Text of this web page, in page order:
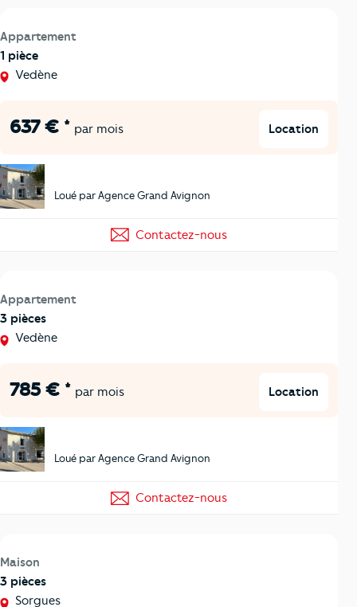
Appartement
1 pièce
Vedène
637 € * par mois Location
Loué par Agence Grand Avignon
Contactez-nous
Appartement
3 pièces
Vedène
785 € * par mois Location
Loué par Agence Grand Avignon
Contactez-nous
Maison
3 pièces
Sorgues